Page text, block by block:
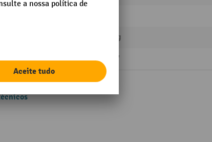
74.5 kg
motor de tração 0.4 kW